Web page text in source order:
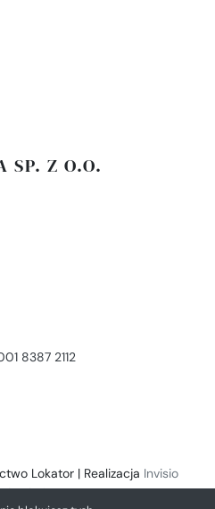
SP. Z O.O.
8387 2112
Lokator | Realizacja Invisio
Solutions